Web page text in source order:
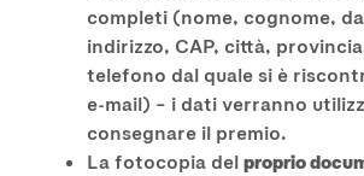
completi (nome, cognome,
indirizzo, CAP, città,
telefono dal quale si è
e-mail) – i dati verranno
consegnare il premio.
La fotocopia del proprio